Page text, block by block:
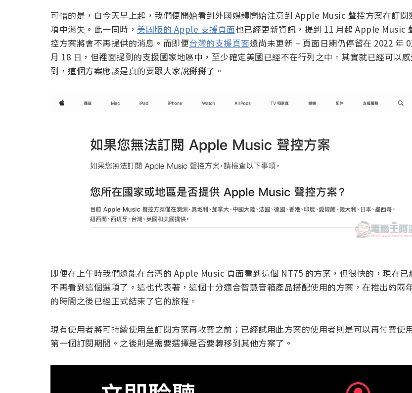
可惜的是，自今天早上起，我們便開始看到外國媒體開始注意到 Apple Music 聲控方案在訂閱
項中消失。此一同時， 美國版的 Apple 支援頁面也已經更新資訊，提到 11 月起 Apple Music
控方案將會不再提供的消息。而即便台灣的支援頁面還尚未更新 – 頁面日期仍停留在 2022 年
月 18 日，但裡面提到的支援國家地區中，至少確定美國已經不在行列之中。其實就已經可以
到，這個方案應該是真的要跟大家說掰掰了。
即便在上午時我們還能在台灣的 Apple Music 頁面看到這個 NT75 的方案，但很快的，現在已
不再看到這個選項了。這也代表著，這個十分適合智慧音箱產品搭配使用的方案，在推出約兩
的時間之後已經正式結束了它的旅程。
現有使用者將可持續使用至訂閱方案再收費之前；已經試用此方案的使用者則是可以再付費使
第一個訂閱期間。之後則是需要選擇是否要轉移到其他方案了。